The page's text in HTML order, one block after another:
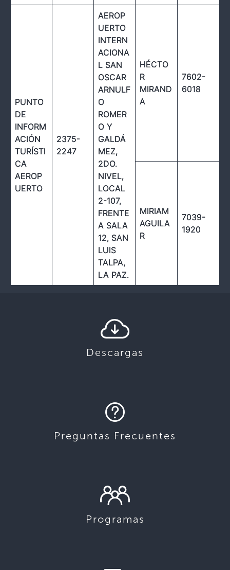
PUNTO
DE
INFORM
ACIÓN
TURÍSTI
CA
AEROP
UERTO
2375-
2247
AEROP
UERTO
INTERN
ACIONA
L SAN
OSCAR
ARNULF
O
ROMER
O Y
GALDÁ
MEZ,
2DO.
NIVEL,
LOCAL
2-107,
FRENTE
A SALA
12, SAN
LUIS
TALPA,
LA PAZ.
HÉCTO
R
MIRAND
A
7602-
6018
MIRIAM
AGUILA
R
7039-
1920
Descargas
Preguntas Frecuentes
Programas